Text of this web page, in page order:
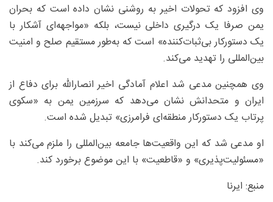
وی افزود که تحولات اخیر به روشنی نشان داده است که بحران
یمن صرفا یک درگیری داخلی نیست، بلکه «مواجهه‌ای آشکار با
یک دستورکار بی‌ثبات‌کننده» است که به‌طور مستقیم صلح و امنیت
بین‌المللی را تهدید می‌کند.
وی همچنین مدعی شد اعلام آمادگی اخیر انصارالله برای دفاع از
ایران و متحدانش نشان می‌دهد که سرزمین یمن به «سکوی
پرتاب یک دستورکار منطقه‌ای فرامرزی» تبدیل شده است.
او مدعی شد که این واقعیت‌ها جامعه بین‌المللی را ملزم می‌کند با
«مسئولیت‌پذیری» و «قاطعیت» با این موضوع برخورد کند.
منبع: ایرنا